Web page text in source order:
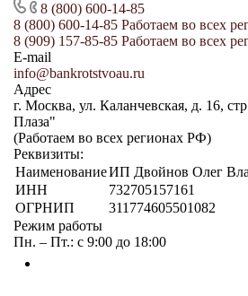
8 (800) 600-14-85
8 (800) 600-14-85 Работаем во всех
8 (909) 157-85-85 Работаем во всех
E-mail
info@bankrotstvoau.ru
Адрес
г. Москва, ул. Каланчевская, д. 16,
Плаза"
(Работаем во всех регионах РФ)
Реквизиты:
НаименованиеИП Двойнов Олег
ИНН
732705157161
ОГРНИП
311774605501082
Режим работы
Пн. – Пт.: с 9:00 до 18:00